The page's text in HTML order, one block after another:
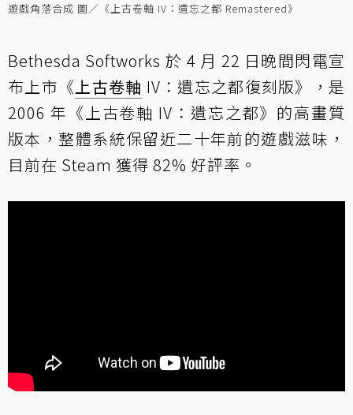
遊戲角落合成 圖／《上古卷軸 IV：遺忘之都 Remastered》
Bethesda Softworks 於 4 月 22 日晚間閃電宣
布上市《上古卷軸 IV：遺忘之都復刻版》，是
2006 年《上古卷軸 IV：遺忘之都》的高畫質
版本，整體系統保留近二十年前的遊戲滋味，
目前在 Steam 獲得 82% 好評率。